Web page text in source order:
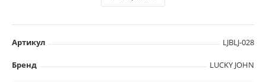
Артикул LJBLJ-028
Бренд LUCKY JOHN